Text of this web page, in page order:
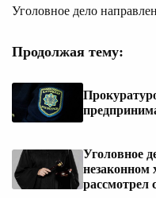
Уголовное дело
Продолжая тему:
Уголовное
незаконном
рассмотрел